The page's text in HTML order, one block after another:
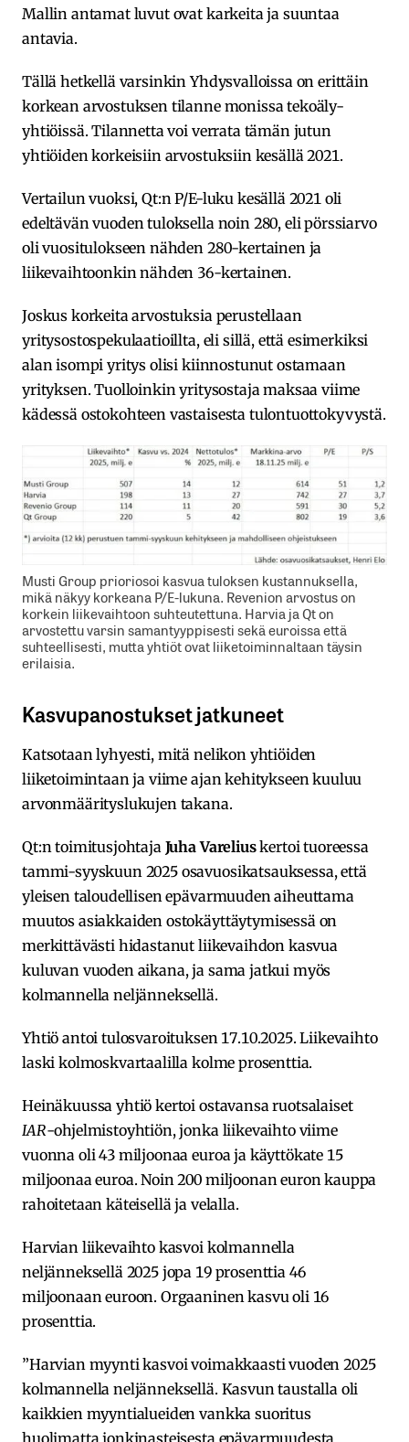
Mallin antamat luvut ovat karkeita ja suuntaa
antavia.
Tällä hetkellä varsinkin Yhdysvalloissa on erittäin
korkean arvostuksen tilanne monissa tekoäly-
yhtiöissä. Tilannetta voi verrata tämän jutun
yhtiöiden korkeisiin arvostuksiin kesällä 2021.
Vertailun vuoksi, Qt:n P/E-luku kesällä 2021 oli
edeltävän vuoden tuloksella noin 280, eli pörssiarvo
oli vuositulokseen nähden 280-kertainen ja
liikevaihtoonkin nähden 36-kertainen.
Joskus korkeita arvostuksia perustellaan
yritysostospekulaatioillta, eli sillä, että esimerkiksi
alan isompi yritys olisi kiinnostunut ostamaan
yrityksen. Tuolloinkin yritysostaja maksaa viime
kädessä ostokohteen vastaisesta tulontuottokyvystä.
Musti Group prioriosoi kasvua tuloksen kustannuksella,
mikä näkyy korkeana P/E-lukuna. Revenion arvostus on
korkein liikevaihtoon suhteutettuna. Harvia ja Qt on
arvostettu varsin samantyyppisesti sekä euroissa että
suhteellisesti, mutta yhtiöt ovat liiketoiminnaltaan täysin
erilaisia.
Kasvupanostukset jatkuneet
Katsotaan lyhyesti, mitä nelikon yhtiöiden
liiketoimintaan ja viime ajan kehitykseen kuuluu
arvonmäärityslukujen takana.
Qt:n toimitusjohtaja Juha Vareliuskertoi tuoreessa
tammi-syyskuun 2025 osavuosikatsauksessa, että
yleisen taloudellisen epävarmuuden aiheuttama
muutos asiakkaiden ostokäyttäytymisessä on
merkittävästi hidastanut liikevaihdon kasvua
kuluvan vuoden aikana, ja sama jatkui myös
kolmannella neljänneksellä.
Yhtiö antoi tulosvaroituksen 17.10.2025. Liikevaihto
laski kolmoskvartaalilla kolme prosenttia.
Heinäkuussa yhtiö kertoi ostavansa ruotsalaiset
IAR-ohjelmistoyhtiön, jonka liikevaihto viime
vuonna oli 43 miljoonaa euroa ja käyttökate 15
miljoonaa euroa. Noin 200 miljoonan euron kauppa
rahoitetaan käteisellä ja velalla.
Harvian liikevaihto kasvoi kolmannella
neljänneksellä 2025 jopa 19 prosenttia 46
miljoonaan euroon. Orgaaninen kasvu oli 16
prosenttia.
”Harvian myynti kasvoi voimakkaasti vuoden 2025
kolmannella neljänneksellä. Kasvun taustalla oli
kaikkien myyntialueiden vankka suoritus